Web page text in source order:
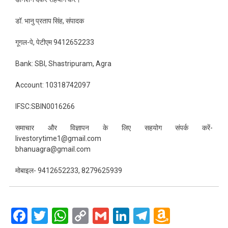
डॉ. भानु प्रताप सिंह, संपादक
गूगल-पे, पेटीएम 9412652233
Bank: SBI, Shastripuram, Agra
Account: 10318742097
IFSC:SBIN0016266
समाचार और विज्ञापन के लिए सहयोग संपर्क करें-
livestorytime1@gmail.com
bhanuagra@gmail.com
मोबाइल- 9412652233, 8279625939
Facebook
Twitter
WhatsApp
CopyGmailLinkedIn
Telegram
Amazon